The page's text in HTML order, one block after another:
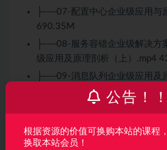
├──07-配置中心企业级应用与
690.35M
├──08-服务容错企业级解决方
级应用及原理剖析（上）.mp4
├──09-消息队列企业级应用及
├──11-分布式架构数据存储设
公告！！
根据资源的价值可换购本站的课程
换取本站会员！